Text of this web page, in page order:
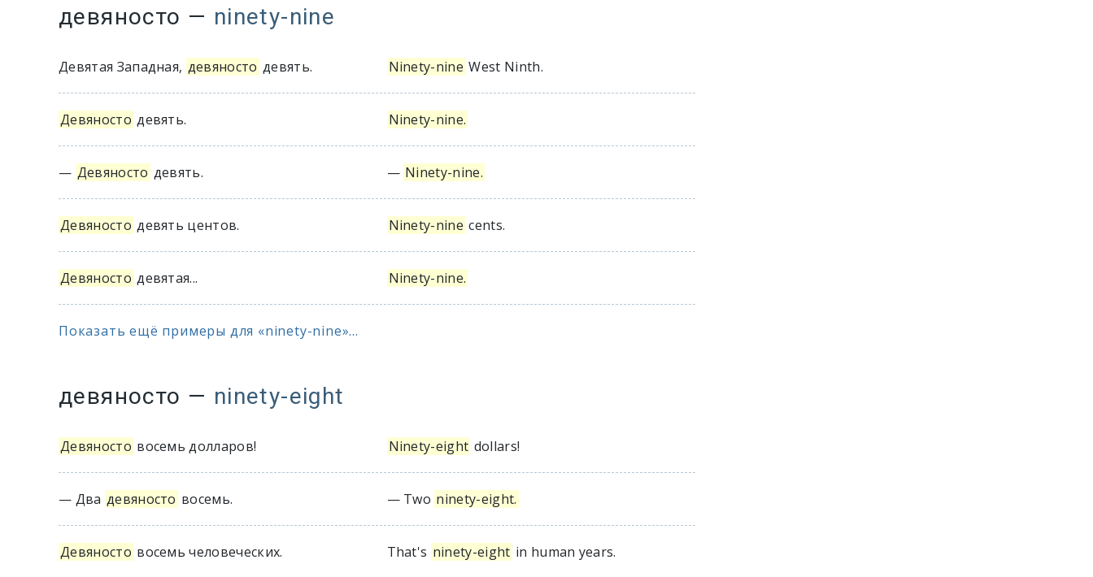
девяносто — ninety-nine
Девятая Западная, девяносто девять. Ninety-nine West Ninth.
Девяносто девять. Ninety-nine.
— Девяносто девять. — Ninety-nine.
Девяносто девять центов. Ninety-nine cents.
Девяносто девятая... Ninety-nine.
Показать ещё примеры для «ninety-nine»...
девяносто — ninety-eight
Девяносто восемь долларов! Ninety-eight dollars!
— Два девяносто восемь. — Two ninety-eight.
Девяносто восемь человеческих. That's ninety-eight in human years.